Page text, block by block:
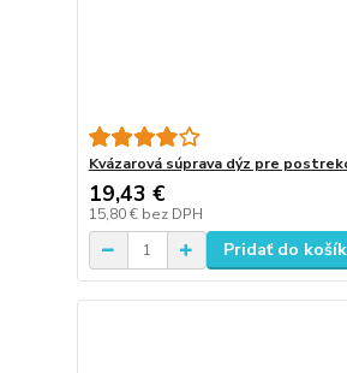
Kvázarová súprava dýz pre
19,43 €
15,80 € bez DPH
Pridať do